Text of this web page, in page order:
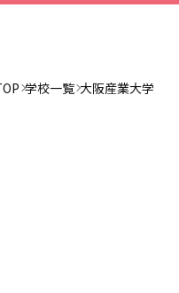
学校一覧 大阪産業大学